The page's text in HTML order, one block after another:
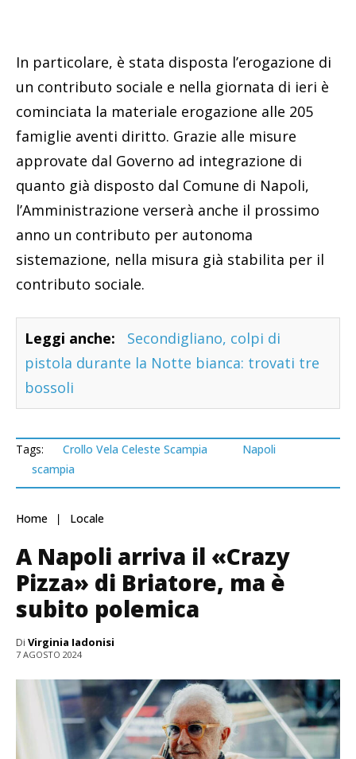
In particolare, è stata disposta l’erogazione di
un contributo sociale e nella giornata di ieri è
cominciata la materiale erogazione alle 205
famiglie aventi diritto. Grazie alle misure
approvate dal Governo ad integrazione di
quanto già disposto dal Comune di Napoli,
l’Amministrazione verserà anche il prossimo
anno un contributo per autonoma
sistemazione, nella misura già stabilita per il
contributo sociale.
Leggi anche:
Secondigliano, colpi di
pistola durante la Notte bianca: trovati tre
bossoli
Tags: Crollo Vela Celeste Scampia
Napoli
scampia
Home Locale
A Napoli arriva il «Crazy
Pizza» di Briatore, ma è
subito polemica
Di Virginia Iadonisi
7 AGOSTO 2024